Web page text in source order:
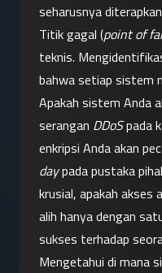
seharusnya
Titik gagal (point of
teknis.
bahwa setiap sistem
Apakah sistem Anda
serangan DDoS pada
enkripsi Anda akan
day pada pustaka
krusial, apakah akses
alih hanya dengan
sukses terhadap
Mengetahui di mana